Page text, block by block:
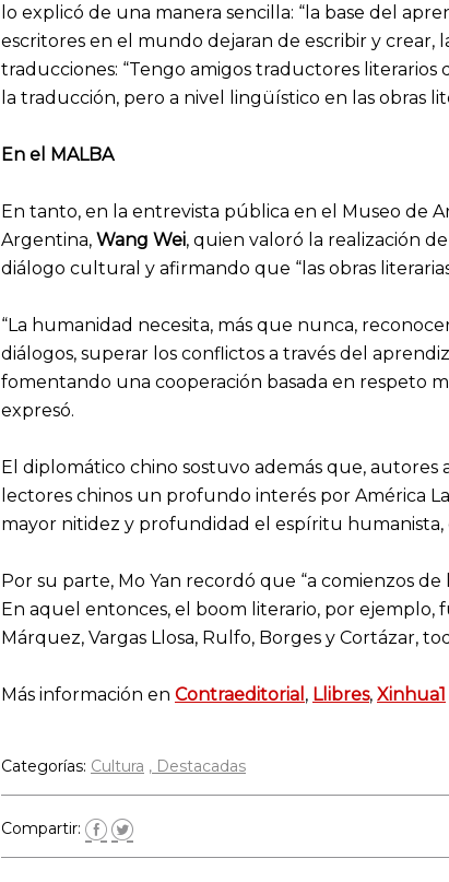
lo explicó de una manera sencilla: “la base del
escritores en el mundo dejaran de escribir y crear,
traducciones: “Tengo amigos traductores
la traducción, pero a nivel lingüístico en las obras
En el MALBA
En tanto, en la entrevista pública en el Museo de
Argentina, Wang Wei, quien valoró la realización
diálogo cultural y afirmando que “las obras
“La humanidad necesita, más que nunca,
diálogos, superar los conflictos a través del
fomentando una cooperación basada en respeto
expresó.
El diplomático chino sostuvo además que, autores
lectores chinos un profundo interés por América
mayor nitidez y profundidad el espíritu humanista,
Por su parte, Mo Yan recordó que “a comienzos
En aquel entonces, el boom literario, por ejemplo,
Márquez, Vargas Llosa, Rulfo, Borges y Cortázar,
Más información en Contraeditorial , Llibres, Xinhua1
Categorías: Cultura Destacadas
Compartir: